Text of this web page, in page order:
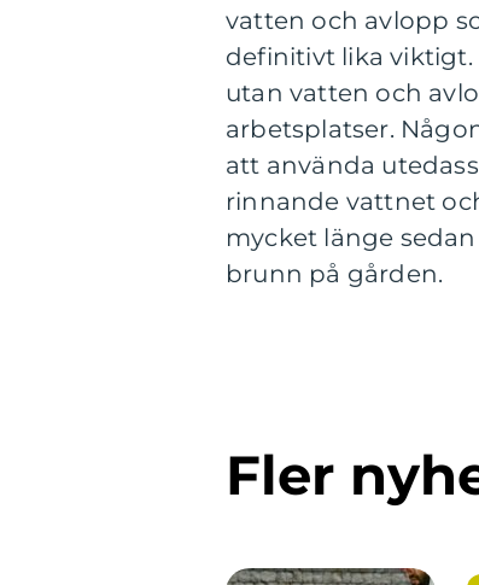
vatten och avlopp
definitivt lika viktigt.
utan vatten och
arbetsplatser.
att använda
rinnande vattnet
mycket länge
brunn på gården.
Fler